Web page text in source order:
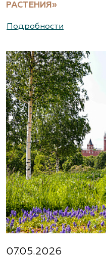
РАСТЕНИЯ»
Подробности
07.05.2026